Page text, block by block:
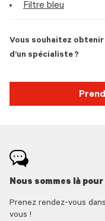
Filtre bleu
Vous souhaitez
d’un spécialiste ?
Nous sommes là pour
Prenez rendez-vous
vous !